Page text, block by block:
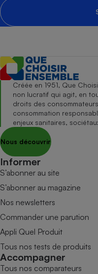
Créée en 1951, Que
non lucratif qui agit, en
droits des
consommation
enjeux sanitaires,
Nous découvrir
Informer
S’abonner au site
S’abonner au magazine
Nos newsletters
Commander une parution
Appli Quel Produit
Tous nos tests de produits
Accompagner
Tous nos comparateurs